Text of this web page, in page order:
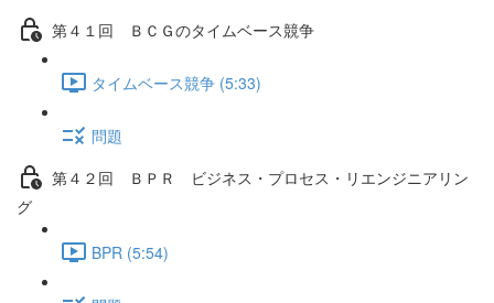
第４１回 ＢＣＧのタイムベース競争
タイムベース競争 (5:33)
問題
第４２回 ＢＰＲ ビジネス・プロセス・リエンジニアリン
グ
BPR (5:54)